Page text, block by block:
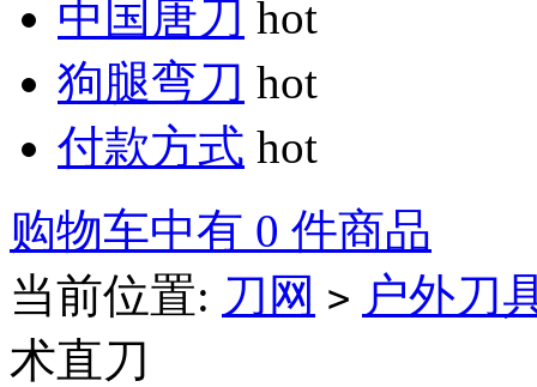
中国唐刀 hot
狗腿弯刀 hot
付款方式 hot
购物车中有 0 件商品
当前位置: 刀网 > 户外刀
术直刀